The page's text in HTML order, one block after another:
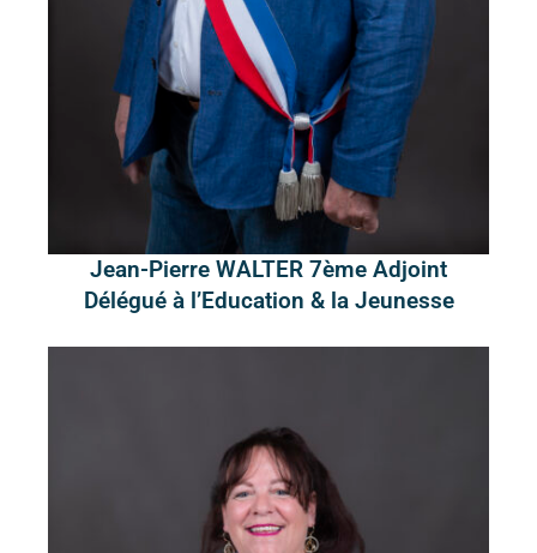
Jean-Pierre WALTER 7ème Adjoint
Délégué à l’Education & la Jeunesse